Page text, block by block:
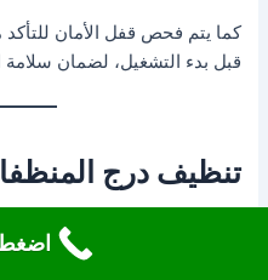
كما يتم فحص قفل الأمان
قبل بدء التشغيل، لضمان
تنظيف درج
انسداد درج المنظفات يسبب
على كفاءة الغسيل. تشمل
اضغط